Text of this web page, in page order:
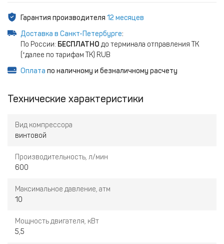
Гарантия производителя 12 месяцев
Доставка в Санкт-Петербурге:
По России: БЕСПЛАТНО до терминала отправления ТК
(*далее по тарифам ТК) RUB
Оплата по наличному и безналичному расчету
Технические характеристики
Вид компрессора
винтовой
Производительность, л/мин
600
Максимальное давление, атм
10
Мощность двигателя, кВт
5,5